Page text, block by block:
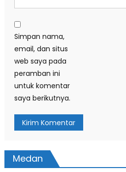
Simpan nama,
email, dan situs
web saya pada
peramban ini
untuk komentar
saya berikutnya.
Medan